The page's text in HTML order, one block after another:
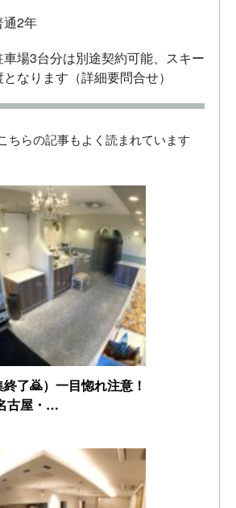
通2年
車場3台分は別途契約可能、スキー
なります（詳細要問合せ）
ちらの記事もよく読まれています
終了🙇）一目惚れ注意！
古屋・…